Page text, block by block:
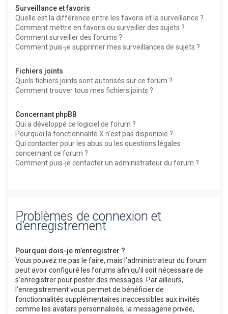
Surveillance et favoris
Quelle est la différence entre les favoris et la surveillance ?
Comment mettre en favoris ou surveiller des sujets ?
Comment surveiller des forums ?
Comment puis-je supprimer mes surveillances de sujets ?
Fichiers joints
Quels fichiers joints sont autorisés sur ce forum ?
Comment trouver tous mes fichiers joints ?
Concernant phpBB
Qui a développé ce logiciel de forum ?
Pourquoi la fonctionnalité X n’est pas disponible ?
Qui contacter pour les abus ou les questions légales
concernant ce forum ?
Comment puis-je contacter un administrateur du forum ?
Problèmes de connexion et
d’enregistrement
Pourquoi dois-je m’enregistrer ?
Vous pouvez ne pas le faire, mais l’administrateur du forum
peut avoir configuré les forums afin qu’il soit nécessaire de
s’enregistrer pour poster des messages. Par ailleurs,
l’enregistrement vous permet de bénéficier de
fonctionnalités supplémentaires inaccessibles aux invités
comme les avatars personnalisés, la messagerie privée,